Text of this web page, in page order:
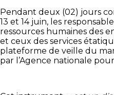
Pendant deux (02) jours
13 et 14 juin, les
ressources humaines des
et ceux des services
plateforme de veille du
par l’Agence nationale